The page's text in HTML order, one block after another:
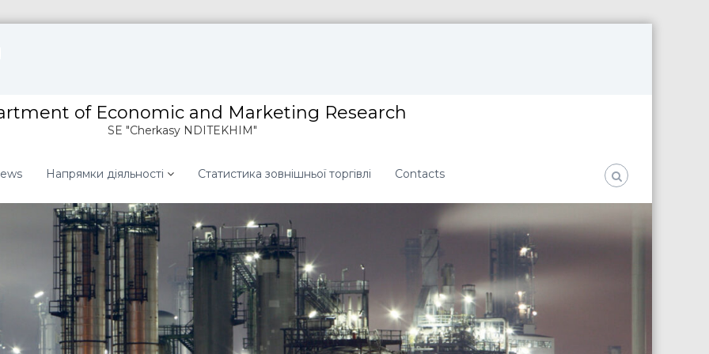
of Economic and Marketing Research
SE "Cherkasy NDITEKHIM"
Напрямки діяльності Статистика зовнішньої торгівлі Contacts